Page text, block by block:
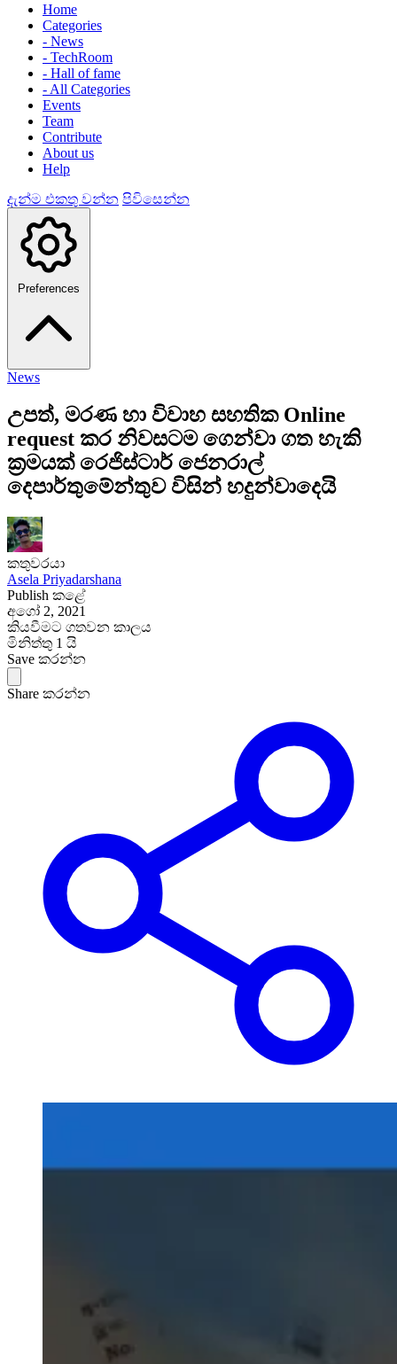
Home
Categories
- News
- TechRoom
- Hall of fame
- All Categories
Events
Team
Contribute
About us
Help
දැන්ම එකතු වන්න පිවිසෙන්න
Preferences
News
උපත්, මරණ හා විවාහ සහතික Online
request කර නිවසටම ගෙන්වා ගත හැකි
ක්‍රමයක් රෙජිස්ටාර් ජෙනරාල්
දෙපාර්තුමේන්තුව විසින් හදුන්වාදෙයි
කතුවරයා
Asela Priyadarshana
Publish කළේ
අගෝ 2, 2021
කියවීමට ගතවන කාලය
මිනිත්තු 1 යි
Save කරන්න
Share කරන්න